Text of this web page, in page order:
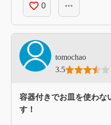
favorite_border 0 more_horiz
tomochao
3.5
容器付きでお皿を使わな
す！